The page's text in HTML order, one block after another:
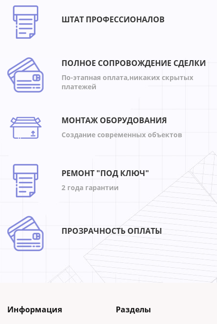
ШТАТ ПРОФЕССИОНАЛОВ
ПОЛНОЕ СОПРОВОЖДЕНИЕ СДЕЛКИ
По-этапная оплата,никаких скрытых
платежей
МОНТАЖ ОБОРУДОВАНИЯ
Создание современных объектов
РЕМОНТ "ПОД КЛЮЧ"
2 года гарантии
ПРОЗРАЧНОСТЬ ОПЛАТЫ
Информация Разделы